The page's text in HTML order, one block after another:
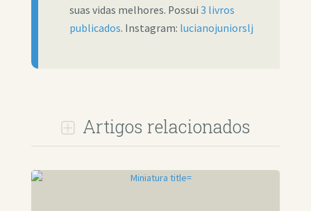
suas vidas melhores. Possui 3 livros
publicados. Instagram: lucianojuniorslj
Artigos relacionados